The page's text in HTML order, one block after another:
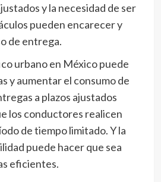
y la necesidad de ser
pueden encarecer y
de entrega.
urbano en México puede
y aumentar el consumo de
a plazos ajustados
los conductores realicen
de tiempo limitado. Y la
puede hacer que sea
eficientes.